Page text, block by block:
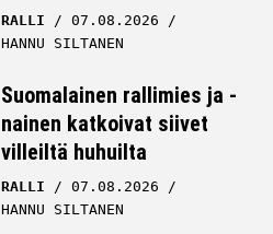
RALLI
07.08.2026
HANNU SILTANEN
Suomalainen rallimies ja -
nainen katkoivat siivet
villeiltä huhuilta
RALLI
07.08.2026
HANNU SILTANEN